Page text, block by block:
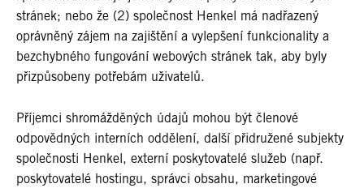
stránek; nebo že (2) společnost Henkel má nadřazený
oprávněný zájem na zajištění a vylepšení funkcionality a
bezchybného fungování webových stránek tak, aby byly
přizpůsobeny potřebám uživatelů.
Příjemci shromážděných údajů mohou být členové
odpovědných interních oddělení, další přidružené subjekty
společnosti Henkel, externí poskytovatelé služeb (např.
poskytovatelé hostingu, správci obsahu, marketingové